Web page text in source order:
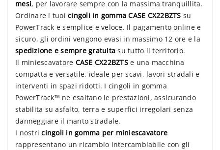
mesi, per lavorare sempre con la massima tranquillita.
Ordinare i tuoi cingoli in gomma CASE CX22BZTS su
PowerTrack e semplice e veloce. Il pagamento online e
sicuro, gli ordini vengono evasi in massimo 12 ore e la
spedizione e sempre gratuita su tutto il territorio.
Il miniescavatore CASE CX22BZTSe una macchina
compatta e versatile, ideale per scavi, lavori stradali e
interventi in spazi ridotti. I cingoli in gomma
PowerTrack™ ne esaltano le prestazioni, assicurando
stabilita su asfalto, terra e superfici irregolari senza
danneggiare il manto stradale.
I nostricingoli in gomma per miniescavatore
rappresentano un ricambio intercambiabile con gli